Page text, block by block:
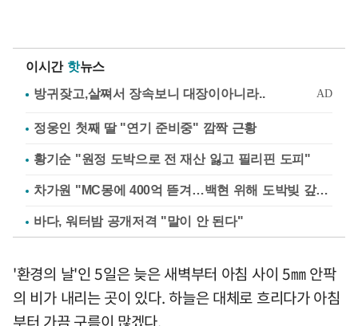
이시간 핫뉴스
정웅인 첫째 딸 "연기 준비중" 깜짝 근황
황기순 "원정 도박으로 전 재산 잃고 필리핀 도피"
차가원 "MC몽에 400억 뜯겨…백현 위해 도박빚 갚아줘"
바다, 워터밤 공개저격 "말이 안 된다"
'환경의 날'인 5일은 늦은 새벽부터 아침 사이 5㎜ 안팍
의 비가 내리는 곳이 있다. 하늘은 대체로 흐리다가 아침
부터 가끔 구름이 많겠다.